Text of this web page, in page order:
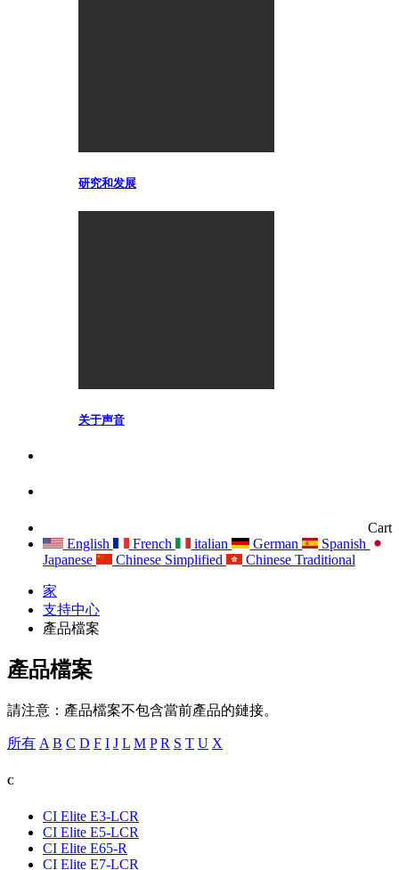
研究和发展
关于声音
Cart
English
French italian German
Spanish
Japanese
Chinese Simplified Chinese Traditional
家
支持中心
產品檔案
產品檔案
請注意：產品檔案不包含當前產品的鏈接。
所有 A B C D F I J L M P R S T U X
C
CI Elite E3-LCR
CI Elite E5-LCR
CI Elite E65-R
CI Elite E7-LCR